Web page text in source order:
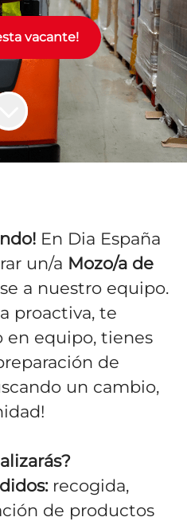
vacante!
En Dia España
un/a Mozo/a de
a nuestro equipo.
proactiva, te
en equipo, tienes
de
un cambio,
recogida,
de productos